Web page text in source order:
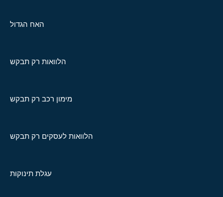
האח הגדול
הלוואות רק תבקש
מימון רכב רק תבקש
הלוואות לעסקים רק תבקש
עגלת תינוקות